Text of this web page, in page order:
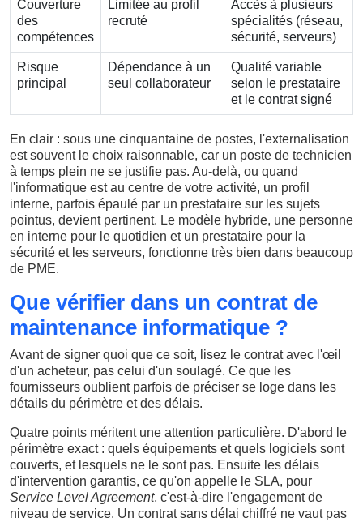
Couverture
des
compétences
Limitée au profil
recruté
Accès à plusieurs
spécialités (réseau,
sécurité, serveurs)
Risque
principal
Dépendance à un
seul collaborateur
Qualité variable
selon le prestataire
et le contrat signé
En clair : sous une cinquantaine de postes, l'externalisation
est souvent le choix raisonnable, car un poste de technicien
à temps plein ne se justifie pas. Au-delà, ou quand
l'informatique est au centre de votre activité, un profil
interne, parfois épaulé par un prestataire sur les sujets
pointus, devient pertinent. Le modèle hybride, une personne
en interne pour le quotidien et un prestataire pour la
sécurité et les serveurs, fonctionne très bien dans beaucoup
de PME.
Que vérifier dans un contrat de
maintenance informatique ?
Avant de signer quoi que ce soit, lisez le contrat avec l'œil
d'un acheteur, pas celui d'un soulagé. Ce que les
fournisseurs oublient parfois de préciser se loge dans les
détails du périmètre et des délais.
Quatre points méritent une attention particulière. D'abord le
périmètre exact : quels équipements et quels logiciels sont
couverts, et lesquels ne le sont pas. Ensuite les délais
d'intervention garantis, ce qu'on appelle le SLA, pour
Service Level Agreement, c'est-à-dire l'engagement de
niveau de service. Un contrat sans délai chiffré ne vaut pas